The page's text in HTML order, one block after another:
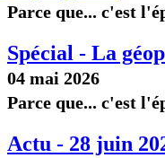
Parce que... c'est
Spécial - La
04 mai 2026
Parce que... c'est
Actu - 28 juin